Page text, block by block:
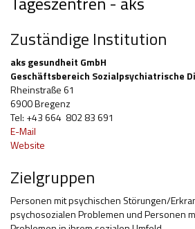
Zuständige Institution
aks gesundheit GmbH
Geschäftsbereich Sozialpsychiatrische
Rheinstraße 61
6900 Bregenz
Tel: +43 664 802 83 691
E-Mail
Website
Zielgruppen
Personen mit psychischen Störungen/
psychosozialen Problemen und Personen
Beihilfen, finanzielle Unterstützungen
Freizeit
Gesetze und Verordnungen
Gesetzliche Vertretungen
Gesundheitliche Rehabilitation
Hilfsmittel und Heilbehelfe
Kindheit und Jugend
Selbsthilfe und Selbstvertretung